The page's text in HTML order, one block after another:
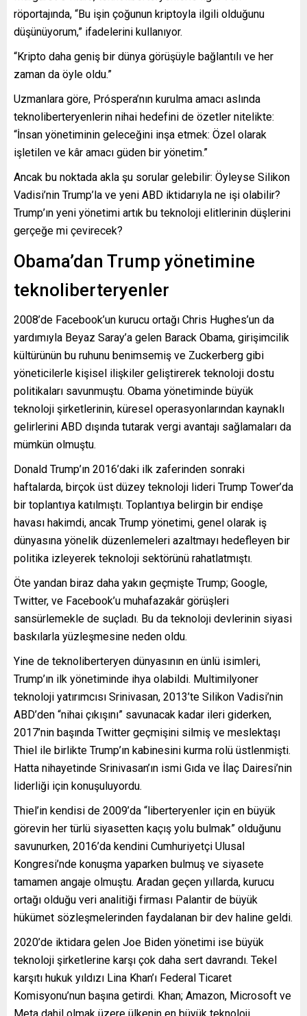
röportajında, “Bu işin çoğunun kriptoyla ilgili olduğunu
düşünüyorum,” ifadelerini kullanıyor.
“Kripto daha geniş bir dünya görüşüyle ​​bağlantılı ve her
zaman da öyle oldu.”
Uzmanlara göre, Próspera’nın kurulma amacı aslında
teknoliberteryenlerin nihai hedefini de özetler nitelikte:
“İnsan yönetiminin geleceğini inşa etmek: Özel olarak
işletilen ve kâr amacı güden bir yönetim.”
Ancak bu noktada akla şu sorular gelebilir: Öyleyse Silikon
Vadisi’nin Trump’la ve yeni ABD iktidarıyla ne işi olabilir?
Trump’ın yeni yönetimi artık bu teknoloji elitlerinin düşlerini
gerçeğe mi çevirecek?
Obama’dan Trump yönetimine
teknoliberteryenler
2008’de Facebook’un kurucu ortağı Chris Hughes’un da
yardımıyla Beyaz Saray’a gelen Barack Obama, girişimcilik
kültürünün bu ruhunu benimsemiş ve Zuckerberg gibi
yöneticilerle kişisel ilişkiler geliştirerek teknoloji dostu
politikaları savunmuştu. Obama yönetiminde büyük
teknoloji şirketlerinin, küresel operasyonlarından kaynaklı
gelirlerini ABD dışında tutarak vergi avantajı sağlamaları da
mümkün olmuştu.
Donald Trump’ın 2016’daki ilk zaferinden sonraki
haftalarda, birçok üst düzey teknoloji lideri Trump Tower’da
bir toplantıya katılmıştı. Toplantıya belirgin bir endişe
havası hakimdi, ancak Trump yönetimi, genel olarak iş
dünyasına yönelik düzenlemeleri azaltmayı hedefleyen bir
politika izleyerek teknoloji sektörünü rahatlatmıştı.
Öte yandan biraz daha yakın geçmişte Trump; Google,
Twitter, ve Facebook’u muhafazakâr görüşleri
sansürlemekle de suçladı. Bu da teknoloji devlerinin siyasi
baskılarla yüzleşmesine neden oldu.
Yine de teknoliberteryen dünyasının en ünlü isimleri,
Trump’ın ilk yönetiminde ihya olabildi. Multimilyoner
teknoloji yatırımcısı Srinivasan, 2013’te Silikon Vadisi’nin
ABD’den “nihai çıkışını” savunacak kadar ileri giderken,
2017’nin başında Twitter geçmişini silmiş ve meslektaşı
Thiel ile birlikte Trump’ın kabinesini kurma rolü üstlenmişti.
Hatta nihayetinde Srinivasan’ın ismi Gıda ve İlaç Dairesi’nin
liderliği için konuşuluyordu.
Thiel’in kendisi de 2009’da “liberteryenler için en büyük
görevin her türlü siyasetten kaçış yolu bulmak” olduğunu
savunurken, 2016’da kendini Cumhuriyetçi Ulusal
Kongresi’nde konuşma yaparken bulmuş ve siyasete
tamamen angaje olmuştu. Aradan geçen yıllarda, kurucu
ortağı olduğu veri analitiği firması Palantir de büyük
hükümet sözleşmelerinden faydalanan bir dev haline geldi.
2020’de iktidara gelen Joe Biden yönetimi ise büyük
teknoloji şirketlerine karşı çok daha sert davrandı. Tekel
karşıtı hukuk yıldızı Lina Khan’ı Federal Ticaret
Komisyonu’nun başına getirdi. Khan; Amazon, Microsoft ve